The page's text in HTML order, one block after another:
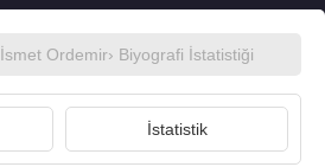
İsmet Ordemir› Biyografi İstatistiği
İstatistik